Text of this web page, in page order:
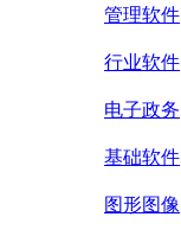
管理软件
行业软件
电子政务
基础软件
图形图像